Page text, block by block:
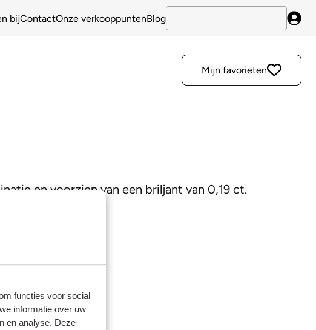
functies voor social
informatie over uw
en analyse. Deze
bijContactOnze verkooppuntenBlog
Mijn favorieten
en voorzien van een briljant van 0,19 ct.